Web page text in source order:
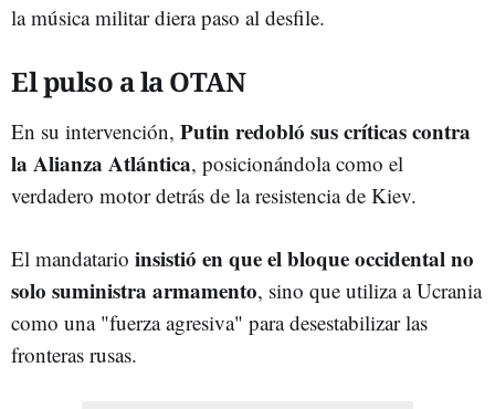
la música militar diera paso al desfile.
El pulso a la OTAN
En su intervención, Putin redobló sus críticas contra
la Alianza Atlántica, posicionándola como el
verdadero motor detrás de la resistencia de Kiev.
El mandatario insistió en que el bloque occidental no
solo suministra armamento, sino que utiliza a Ucrania
como una "fuerza agresiva" para desestabilizar las
fronteras rusas.